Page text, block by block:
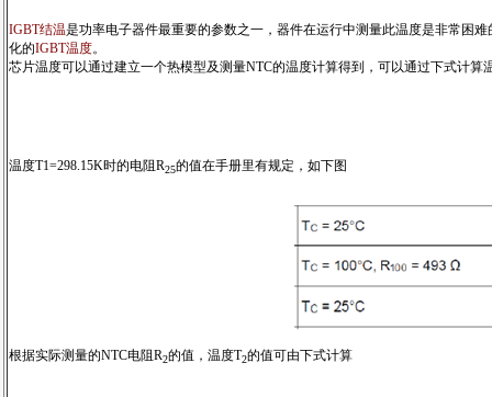
IGBT结温是功率电子器件最重要的参数之一，器件在运行中测量此温度是非常困
化的IGBT温度。
芯片温度可以通过建立一个热模型及测量NTC的温度计算得到，可以通过下式计算
温度T1=298.15K时的电阻R25的值在手册里有规定，如下图
根据实际测量的NTC电阻R2的值，温度T2的值可由下式计算